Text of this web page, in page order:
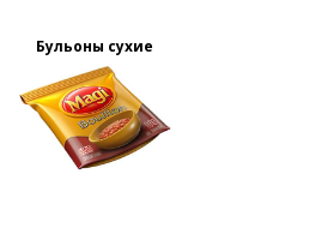
Бульоны сухие